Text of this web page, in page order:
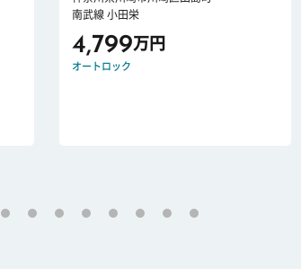
南武線 小田栄
4,799万円
オートロック